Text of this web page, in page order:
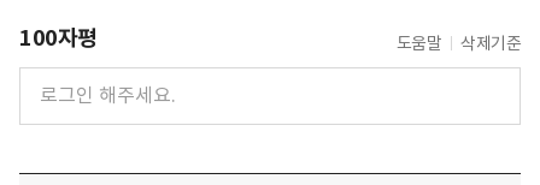
100자평 도움말 삭제기준